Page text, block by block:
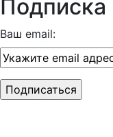
Подписка
Ваш email: